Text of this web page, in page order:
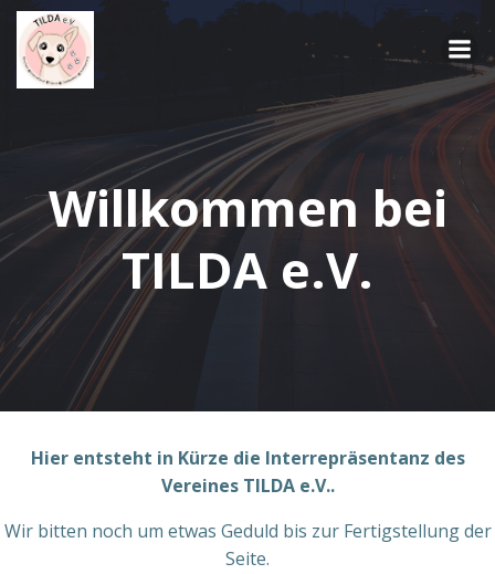
Springe
Willkommen bei
TILDA e.V.
Hier entsteht in Kürze die Interrepräsentanz des
Vereines TILDA e.V..
Wir bitten noch um etwas Geduld bis zur Fertigstellung der
Seite.